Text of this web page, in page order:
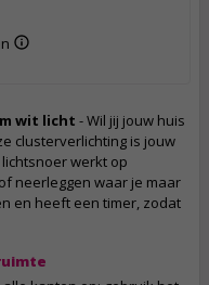
wit licht - Wil jij jouw huis
clusterverlichting is jouw
werkt op
neerleggen waar je maar
en heeft een timer, zodat